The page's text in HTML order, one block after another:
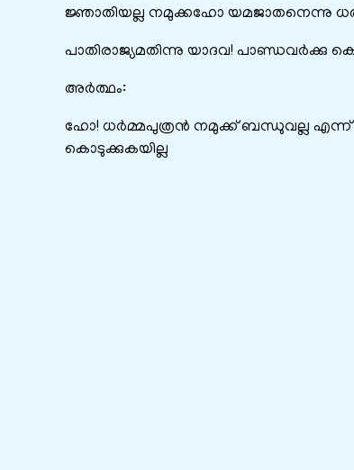
ജ്ഞാതിയല്ല നമുക്കഹോ യമജാതനെന്നു
പാതിരാജ്യമതിന്നു യാദവ! പാണ്ഡവര്‍ക്കു
അർത്ഥം:
ഹോ! ധര്‍മ്മപുത്രന്‍ നമുക്ക് ബന്ധുവല്ല എന്ന്
കൊടുക്കുകയില്ല